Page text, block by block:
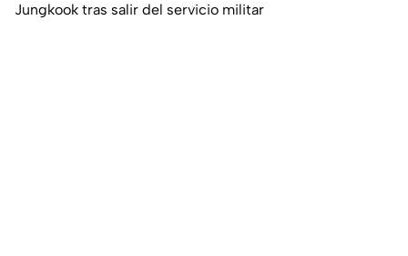
Jungkook tras salir del servicio militar